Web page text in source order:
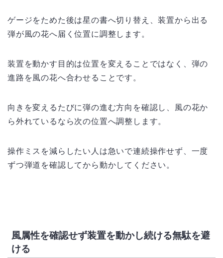
ゲージをためた後は星の書へ切り替え、装置から出る
弾が風の花へ届く位置に調整します。
装置を動かす目的は位置を変えることではなく、弾の
進路を風の花へ合わせることです。
向きを変えるたびに弾の進む方向を確認し、風の花か
ら外れているなら次の位置へ調整します。
操作ミスを減らしたい人は急いで連続操作せず、一度
ずつ弾道を確認してから動かしてください。
風属性を確認せず装置を動かし続ける無駄を避
ける